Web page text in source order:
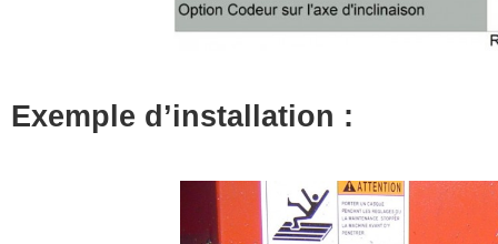
Exemple d’installation :